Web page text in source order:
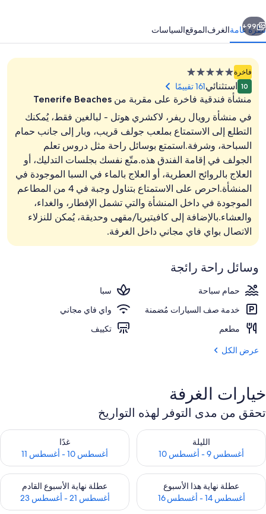
فقط
أغطية فراش متميزة وألحفة محشوة
التالي
99+
نظرة عامةالغرفالموقعالسياسات
فاخرةمنشأة
فندقية
مصنفة
5.0
نجوم
10 استثنائي161 تقييمًا
منشأة فندقية فاخرة على مقربة من Tenerife Beaches
في منشأة رويال ريفر، لاكشري هوتل - لبالغين فقط، يُمكنك
التطلع إلى الاستمتاع بملعب جولف قريب، وبار إلى جانب حمام
السباحة، وشرفة.استمتع بوسائل راحة مثل دروس تعلم
الجولف في إقامة الفندق هذه.متّع نفسك بجلسات التدليك، أو
العلاج بالروائح العطرية، أو العلاج بالماء في السبا الموجودة في
المنشأة.احرص على الاستمتاع بتناول وجبة في 4 من المطاعم
الموجودة في داخل المنشأة والتي تشمل الإفطار، والغداء،
والعشاء.بالإضافة إلى كافيتيريا/مقهى وحديقة، يُمكن للنزلاء
الاتصال بواي فاي مجاني داخل الغرفة.
وسائل راحة رائجة
حمام سباحة
سبا
خدمة صف السيارات مُضمنة
واي فاي مجاني
مطعم
تكييف
عرض الكل
خيارات الغرفة
تحقق من مدى التوفر لهذه التواريخ
الليلة
أغسطس 9 - أغسطس 10
تحقق من مدى التوفر لليلة للفترة أغسطس 9 - أغسطس 10
غدًا
أغسطس 10 - أغسطس 11
تحقق من مدى التوفر لغد للفترة أغسطس
عطلة نهاية هذا الأسبوع
أغسطس 14 - أغسطس 16
تحقق من مدى التوفر لعطلة نهاية هذا الأسبوع للفترة أغسطس 14 - أغسطس 16
عطلة نهاية الأسبوع القادم
أغسطس 21 - أغسطس 23
تحقق من مدى التوفر لعطلة نهاية